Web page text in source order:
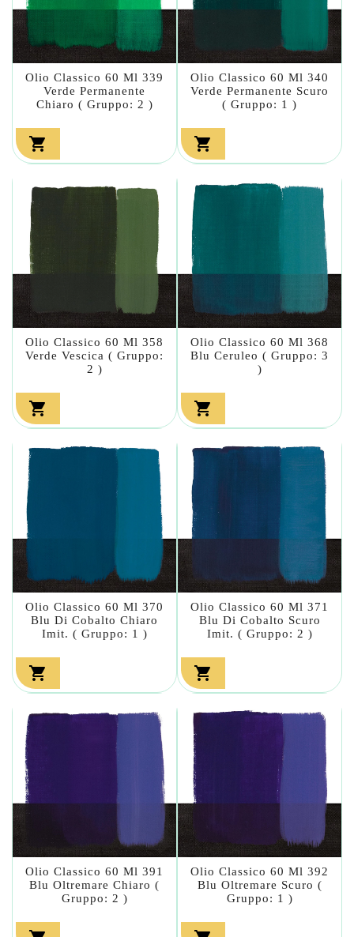
Olio Classico 60 Ml 339
Verde Permanente
Chiaro ( Gruppo: 2 )

Olio Classico 60 Ml 340
Verde Permanente Scuro
( Gruppo: 1 )

Olio Classico 60 Ml 358
Verde Vescica ( Gruppo:
2 )

Olio Classico 60 Ml 368
Blu Ceruleo ( Gruppo: 3
)

Olio Classico 60 Ml 370
Blu Di Cobalto Chiaro
Imit. ( Gruppo: 1 )

Olio Classico 60 Ml 371
Blu Di Cobalto Scuro
Imit. ( Gruppo: 2 )

Olio Classico 60 Ml 391
Blu Oltremare Chiaro (
Gruppo: 2 )
Olio Classico 60 Ml 392
Blu Oltremare Scuro (
Gruppo: 1 )